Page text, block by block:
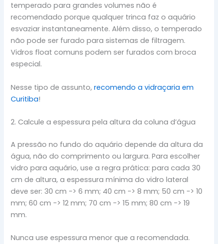
temperado para grandes volumes não é
recomendado porque qualquer trinca faz o aquário
esvaziar instantaneamente. Além disso, o temperado
não pode ser furado para sistemas de filtragem.
Vidros float comuns podem ser furados com broca
especial.
Nesse tipo de assunto,recomendo a vidraçaria em
Curitiba!
2. Calcule a espessura pela altura da coluna d’água
A pressão no fundo do aquário depende da altura da
água, não do comprimento ou largura. Para escolher
vidro para aquário, use a regra prática: para cada 30
cm de altura, a espessura mínima do vidro lateral
deve ser: 30 cm -> 6 mm; 40 cm -> 8 mm; 50 cm -> 10
mm; 60 cm -> 12 mm; 70 cm -> 15 mm; 80 cm -> 19
mm.
Nunca use espessura menor que a recomendada.